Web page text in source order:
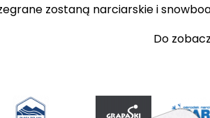
zostaną narciarskie i
Do